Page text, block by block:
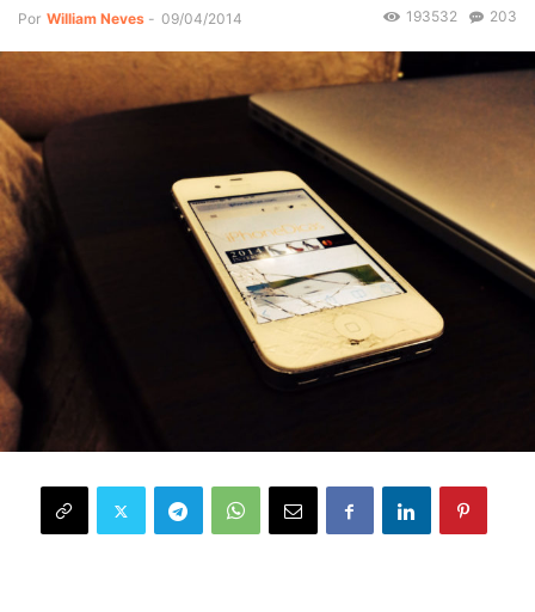
Por William Neves - 09/04/2014 203
193532